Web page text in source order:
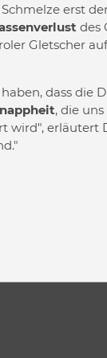
erst
des
Gletscher
dass die
, die
erläutert